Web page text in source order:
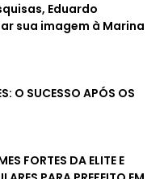
Eduardo
sua imagem à Marina
O SUCESSO APÓS OS
FORTES DA ELITE E